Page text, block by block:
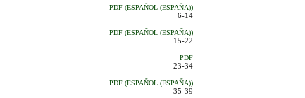
PDF (ESPAÑOL (ESPAÑA))
6-14
PDF (ESPAÑOL (ESPAÑA))
15-22
PDF
23-34
PDF (ESPAÑOL (ESPAÑA))
35-39